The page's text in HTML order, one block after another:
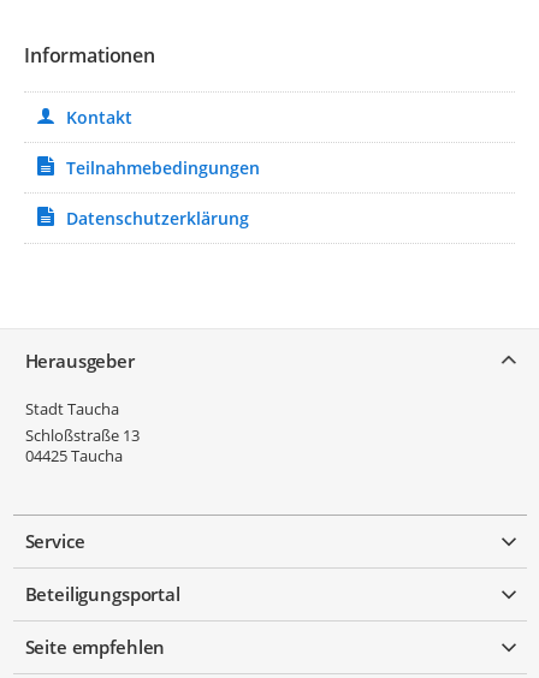
Informationen
Kontakt
Teilnahmebedingungen
Datenschutzerklärung
Herausgeber
Stadt Taucha
Schloßstraße 13
04425Taucha
Service
Beteiligungsportal
Seite empfehlen